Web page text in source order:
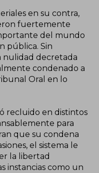
en su contra,
fuertemente
del mundo
pública. Sin
nulidad decretada
condenado a
Oral en lo
recluido en distintos
para
que su condena
el sistema le
la libertad
instancias como un